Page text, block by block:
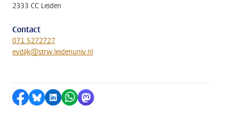
2333 CC Leiden
Contact
071 5272727
evdijk@strw.leidenuniv.nl
Delen op Facebook
Delen via Bluesky
Delen op LinkedIn
Delen via WhatsApp
Delen via Mastodon